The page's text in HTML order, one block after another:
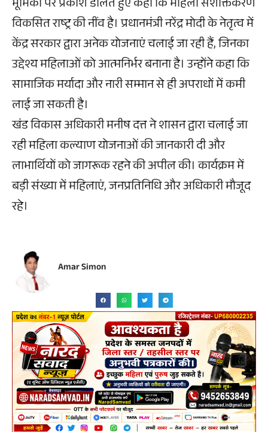
भूमिका पर प्रकाश डालते हुए कहा कि महिला सशक्तिकरण
विकसित राष्ट्र की नींव है। प्रधानमंत्री नरेंद्र मोदी के नेतृत्व में
केंद्र सरकार द्वारा अनेक योजनाएं चलाई जा रही हैं, जिनका
उद्देश्य महिलाओं को आत्मनिर्भर बनाना है। उन्होंने कहा कि
सामाजिक मर्यादा और नारी सम्मान से ही अपराधों में कमी
लाई जा सकती है।
खंड विकास अधिकारी मनीष दत्त ने शासन द्वारा चलाई जा
रही महिला कल्याण योजनाओं की जानकारी दी और
लाभार्थियों को जागरूक रहने की अपील की। कार्यक्रम में
बड़ी संख्या में महिलाएं, जनप्रतिनिधि और अधिकारी मौजूद
रहे।
Amar Simon